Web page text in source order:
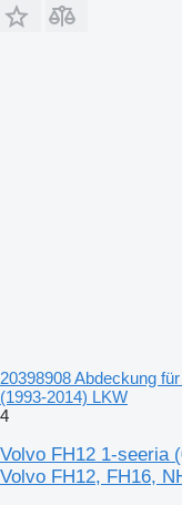
20398908 Abdeckung
(1993-2014) LKW
4
Volvo FH12 1-seeria
Volvo FH12, FH16,